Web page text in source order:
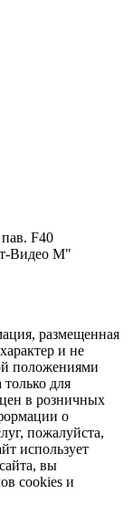
F40
Видео М"
размещенная
и не
положениями
для
в розничных
о
пожалуйста,
использует
вы
cookies и